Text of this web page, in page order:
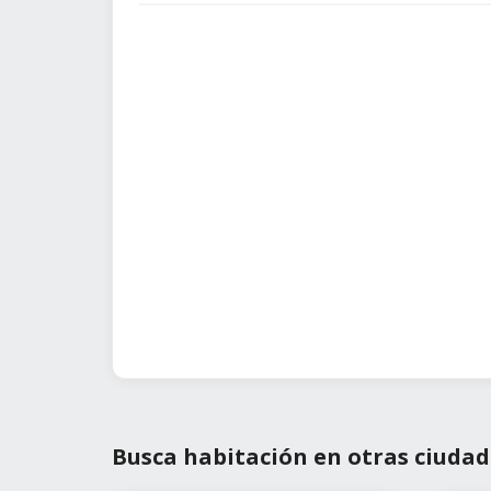
Busca habitación en otras